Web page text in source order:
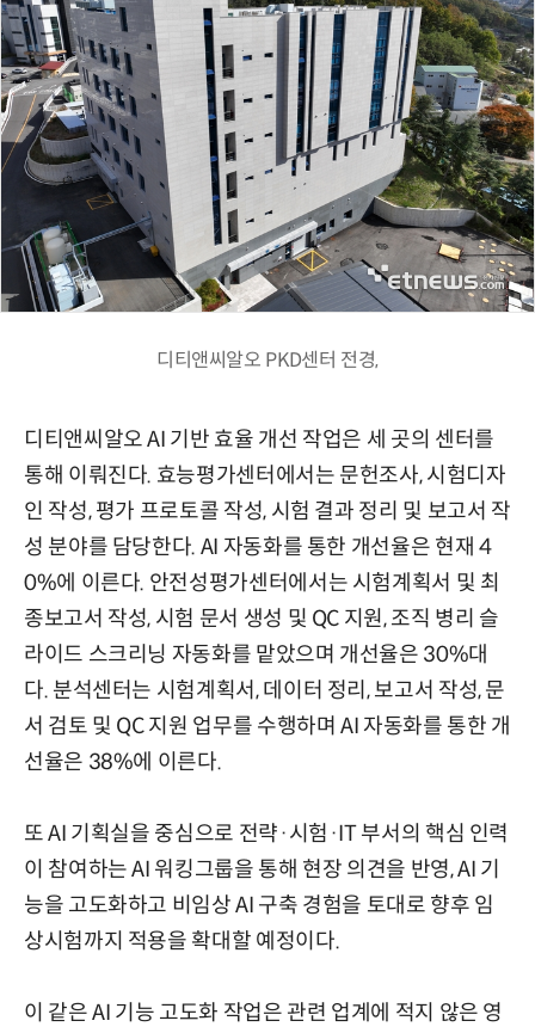
디티앤씨알오 PKD센터 전경,
디티앤씨알오 AI 기반 효율 개선 작업은 세 곳의 센터를
통해 이뤄진다. 효능평가센터에서는 문헌조사, 시험디자
인 작성, 평가 프로토콜 작성, 시험 결과 정리 및 보고서 작
성 분야를 담당한다. AI 자동화를 통한 개선율은 현재 4
0%에 이른다. 안전성평가센터에서는 시험계획서 및 최
종보고서 작성, 시험 문서 생성 및 QC 지원, 조직 병리 슬
라이드 스크리닝 자동화를 맡았으며 개선율은 30%대
다. 분석센터는 시험계획서, 데이터 정리, 보고서 작성, 문
서 검토 및 QC 지원 업무를 수행하며 AI 자동화를 통한 개
선율은 38%에 이른다.
또 AI 기획실을 중심으로 전략·시험·IT 부서의 핵심 인력
이 참여하는 AI 워킹그룹을 통해 현장 의견을 반영, AI 기
능을 고도화하고 비임상 AI 구축 경험을 토대로 향후 임
상시험까지 적용을 확대할 예정이다.
이 같은 AI 기능 고도화 작업은 관련 업계에 적지 않은 영